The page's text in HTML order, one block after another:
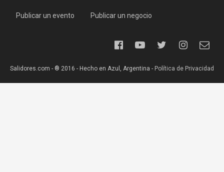
Publicar un evento Publicar un negocio
Salidores.com - ® 2016 - Hecho en Azul, Argentina - Política de Privacidad